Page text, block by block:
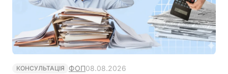
КОНСУЛЬТАЦІЯ ФОП08.08.2026